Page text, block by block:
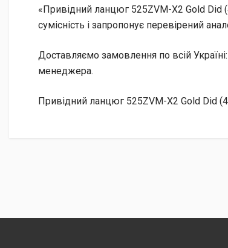
«Привідний ланцюг 525ZVM-X2 Gold Did
сумісність і запропонує перевірений
Доставляємо замовлення по всій
менеджера.
Привідний ланцюг 525ZVM-X2 Gold Did